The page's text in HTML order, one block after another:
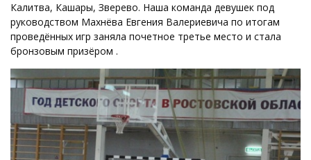
Калитва, Кашары, Зверево. Наша команда девушек под
руководством Махнёва Евгения Валериевича по итогам
проведённых игр заняла почетное третье место и стала
бронзовым призёром .